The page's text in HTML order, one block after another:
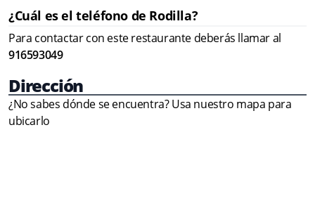
¿Cuál es el teléfono de Rodilla?
Para contactar con este restaurante deberás llamar al
916593049
Dirección
¿No sabes dónde se encuentra? Usa nuestro mapa para
ubicarlo